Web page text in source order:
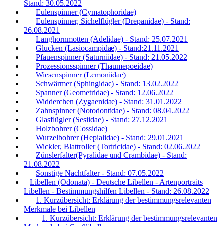
Stand: 30.05.2022
Eulenspinner (Cymatophoridae)
Eulenspinner, Sichelflügler (Drepanidae) - Stand:
26.08.2021
Langhornmotten (Adelidae) - Stand: 25.07.2021
Glucken (Lasiocampidae) - Stand:21.11.2021
Pfauenspinner (Saturniidae) - Stand: 21.05.2022
Prozessionsspinner (Thaumepoeidae)
Wiesenspinner (Lemoniidae)
Schwärmer (Sphingidae) - Stand: 13.02.2022
Spanner (Geometridae) - Stand: 12.06.2022
Widderchen (Zygaenidae) - Stand: 31.01.2022
Zahnspinner (Notodontidae) - Stand: 08.04.2022
Glasflügler (Sesiidae) - Stand: 27.12.2021
Holzbohrer (Cossidae)
Wurzelbohrer (Hepialidae) - Stand: 29.01.2021
Wickler, Blattroller (Tortricidae) - Stand: 02.06.2022
Zünslerfalter(Pyralidae und Crambidae) - Stand:
21.08.2022
Sonstige Nachtfalter - Stand: 07.05.2022
Libellen (Odonata) - Deutsche Libellen - Artenportraits
Libellen - Bestimmungshilfen Libellen - Stand: 26.08.2022
1. Kurzübersicht: Erklärung der bestimmungsrelevanten
Merkmale bei Libellen
1. Kurzübersicht: Erklärung der bestimmungsrelevanten